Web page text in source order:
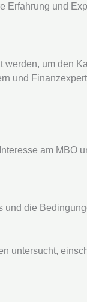
Erfahrung und
werden, um den
und
am MBO
und die
untersucht,